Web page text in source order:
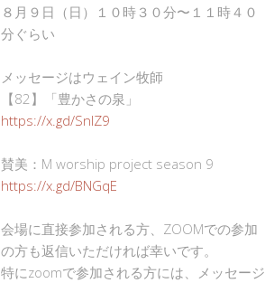
８月９日（日）１０時３０分〜１１時４０
分ぐらい
メッセージはウェイン牧師
【82】「豊かさの泉」
https://x.gd/SnlZ9
賛美：M worship project season 9
https://x.gd/BNGqE
会場に直接参加される方、ZOOMでの参加
の方も返信いただければ幸いです。
特にzoomで参加される方には、メッセージ